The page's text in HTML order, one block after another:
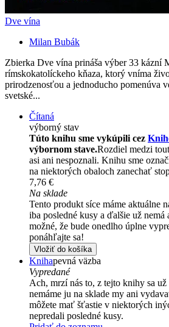
Dve vína
Milan Bubák
Zbierka Dve vína prináša výber 33 kázní
rímskokatolíckeho kňaza, ktorý vníma
prirodzenosťou a jednoducho pomenúva
svetské...
Čítaná
výborný stav
Túto knihu sme vykúpili cez
výbornom stave.Rozdiel medzi
asi ani nespoznali. Knihu sme
na niektorých obaloch zanechať
7,76 €
Na sklade
Tento produkt síce máme aktuálne
iba posledné kusy a ďalšie už
možné, že bude onedlho úplne
ponáhľajte sa!
Vložiť do košíka
Knihapevná väzba
Vypredané
Ach, mrzí nás to, z tejto knihy sa
nemáme ju na sklade my ani
môžete mať šťastie v niektorých
nepredali posledné kusy.